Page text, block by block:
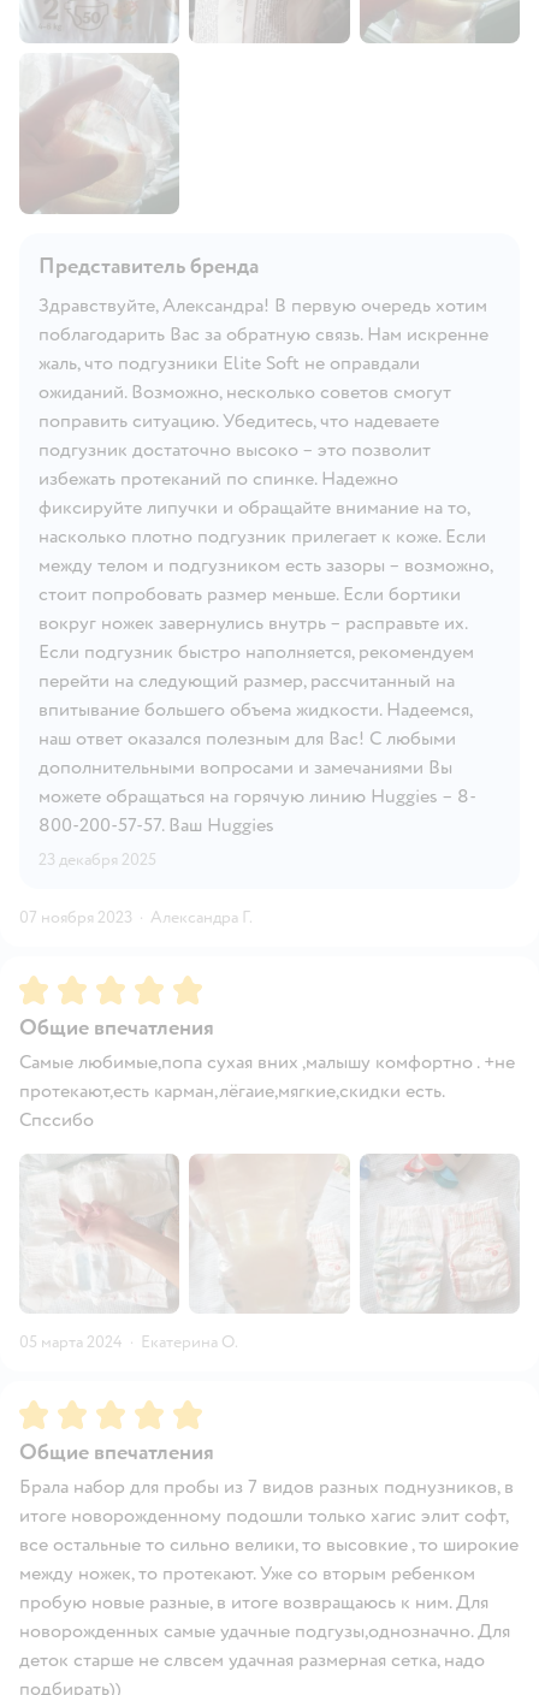
Представитель бренда
Здравствуйте, Александра! В первую очередь хотим
поблагодарить Вас за обратную связь. Нам искренне
жаль, что подгузники Elite Soft не оправдали
ожиданий. Возможно, несколько советов смогут
поправить ситуацию. Убедитесь, что надеваете
подгузник достаточно высоко – это позволит
избежать протеканий по спинке. Надежно
фиксируйте липучки и обращайте внимание на то,
насколько плотно подгузник прилегает к коже. Если
между телом и подгузником есть зазоры – возможно,
стоит попробовать размер меньше. Если бортики
вокруг ножек завернулись внутрь – расправьте их.
Если подгузник быстро наполняется, рекомендуем
перейти на следующий размер, рассчитанный на
впитывание большего объема жидкости. Надеемся,
наш ответ оказался полезным для Вас! С любыми
дополнительными вопросами и замечаниями Вы
можете обращаться на горячую линию Huggies – 8-
800-200-57-57. Ваш Huggies
23 декабря 2025
07 ноября 2023 · Александра Г.
Рейтинг:5
Общие впечатления
Самые любимые,попа сухая вних ,малышу комфортно . +не
протекают,есть карман,лёгаие,мягкие,скидки есть.
Спссибо
05 марта 2024 · Екатерина О.
Рейтинг:5
Общие впечатления
Брала набор для пробы из 7 видов разных поднузников, в
итоге новорожденному подошли только хагис элит софт,
все остальные то сильно велики, то высовкие , то широкие
между ножек, то протекают. Уже со вторым ребенком
пробую новые разные, в итоге возвращаюсь к ним. Для
новорожденных самые удачные подгузы,однозначно. Для
деток старше не слвсем удачная размерная сетка, надо
подбирать))